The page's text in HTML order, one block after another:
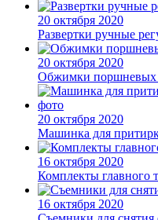
20 октября 2020
Развертки ручные
20 октября 2020
Обжимки поршневых
20 октября 2020
Машинка для
16 октября 2020
Комплекты главного
16 октября 2020